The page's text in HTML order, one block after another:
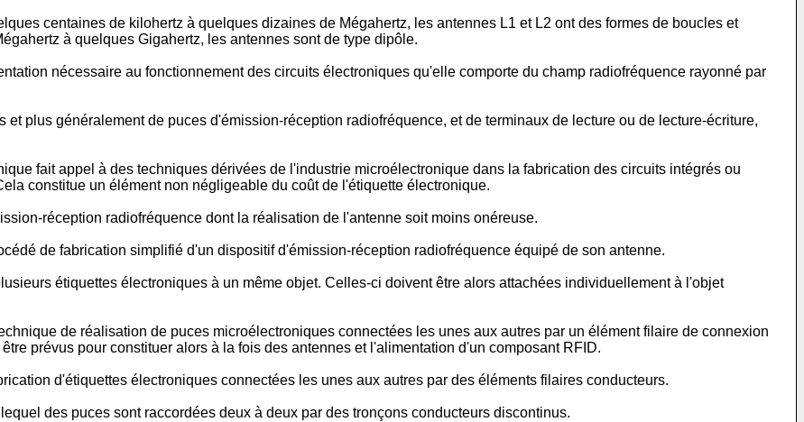
centaines de kilohertz à quelques dizaines de Mégahertz, les antennes L1 et L2 ont des formes de boucles et
à quelques Gigahertz, les antennes sont de type dipôle.
nécessaire au fonctionnement des circuits électroniques qu'elle comporte du champ radiofréquence rayonné par
et plus généralement de puces d'émission-réception radiofréquence, et de terminaux de lecture ou de lecture-écriture,
fait appel à des techniques dérivées de l'industrie microélectronique dans la fabrication des circuits intégrés ou
constitue un élément non négligeable du coût de l'étiquette électronique.
réception radiofréquence dont la réalisation de l'antenne soit moins onéreuse.
de fabrication simplifié d'un dispositif d'émission-réception radiofréquence équipé de son antenne.
étiquettes électroniques à un même objet. Celles-ci doivent être alors attachées individuellement à l'objet
de réalisation de puces microélectroniques connectées les unes aux autres par un élément filaire de connexion
prévus pour constituer alors à la fois des antennes et l'alimentation d'un composant RFID.
d'étiquettes électroniques connectées les unes aux autres par des éléments filaires conducteurs.
des puces sont raccordées deux à deux par des tronçons conducteurs discontinus.